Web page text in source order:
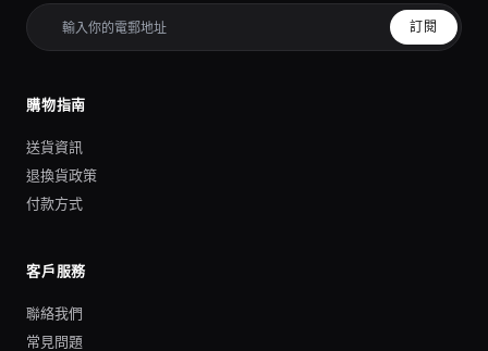
訂閱
購物指南
送貨資訊
退換貨政策
付款方式
客戶服務
聯絡我們
常見問題